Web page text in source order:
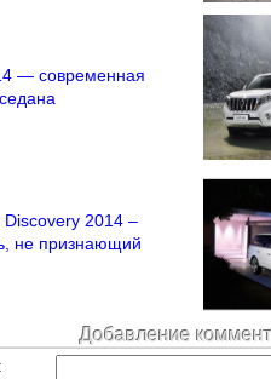
— современная
2014 –
не признающий
Добавление